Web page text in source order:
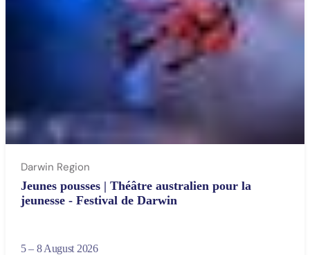
Darwin Region
Jeunes pousses | Théâtre australien pour la
jeunesse - Festival de Darwin
5 – 8 August 2026